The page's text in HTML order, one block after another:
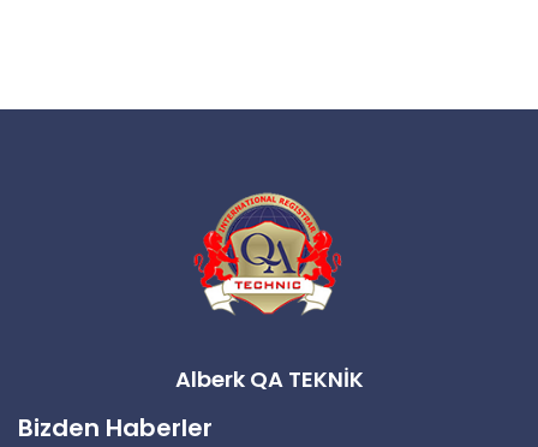
Alberk QA TEKNİK
Bizden Haberler